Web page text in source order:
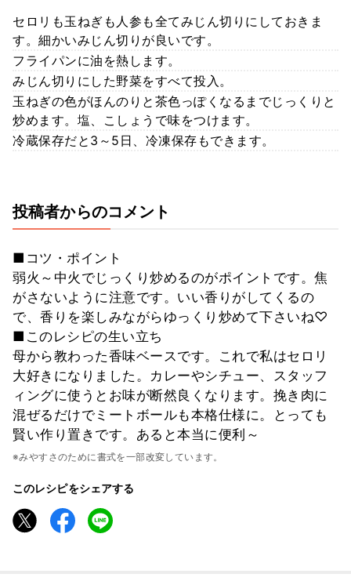
セロリも玉ねぎも人参も全てみじん切りにしておきま
す。細かいみじん切りが良いです。
フライパンに油を熱します。
みじん切りにした野菜をすべて投入。
玉ねぎの色がほんのりと茶色っぽくなるまでじっくりと
炒めます。塩、こしょうで味をつけます。
冷蔵保存だと3～5日、冷凍保存もできます。
投稿者からのコメント
■コツ・ポイント
弱火～中火でじっくり炒めるのがポイントです。焦
がさないように注意です。いい香りがしてくるの
で、香りを楽しみながらゆっくり炒めて下さいね♡
■このレシピの生い立ち
母から教わった香味ベースです。これで私はセロリ
大好きになりました。カレーやシチュー、スタッフ
ィングに使うとお味が断然良くなります。挽き肉に
混ぜるだけでミートボールも本格仕様に。とっても
賢い作り置きです。あると本当に便利～
※みやすさのために書式を一部改変しています。
このレシピをシェアする